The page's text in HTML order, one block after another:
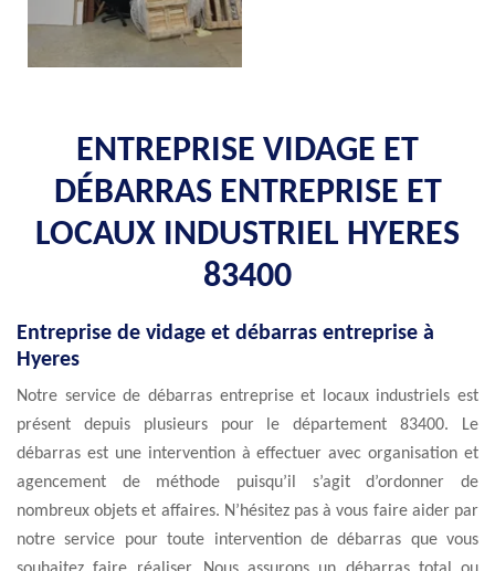
ENTREPRISE VIDAGE ET
DÉBARRAS ENTREPRISE ET
LOCAUX INDUSTRIEL HYERES
83400
Entreprise de vidage et débarras entreprise à
Hyeres
Notre service de débarras entreprise et locaux industriels est
présent depuis plusieurs pour le département 83400. Le
débarras est une intervention à effectuer avec organisation et
agencement de méthode puisqu’il s’agit d’ordonner de
nombreux objets et affaires. N’hésitez pas à vous faire aider par
notre service pour toute intervention de débarras que vous